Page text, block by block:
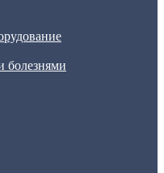
болезнями